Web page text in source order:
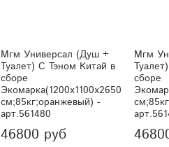
Мгм Универсал (Душ +
Туалет) С Тэном Китай в
сборе
Экомарка(1200x1100x2650
см;85кг;оранжевый) -
арт.561480
46800 руб
Мгм
сборе